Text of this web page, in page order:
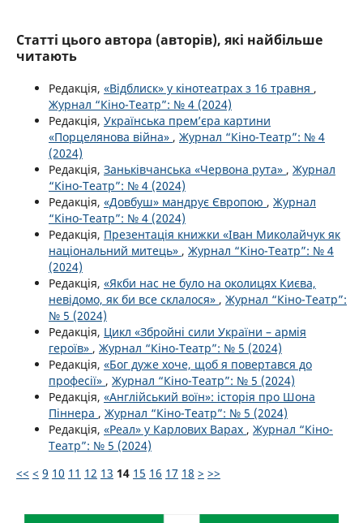
Статті цього автора (авторів), які найбільше
читають
Редакція, «Відблиск» у кінотеатрах з 16 травня ,
Журнал “Кіно-Театр”: № 4 (2024)
Редакція, Українська прем’єра картини
«Порцелянова війна» , Журнал “Кіно-Театр”: № 4
(2024)
Редакція, Заньківчанська «Червона рута» , Журнал
“Кіно-Театр”: № 4 (2024)
Редакція, «Довбуш» мандрує Європою , Журнал
“Кіно-Театр”: № 4 (2024)
Редакція, Презентація книжки «Іван Миколайчук як
національний митець» , Журнал “Кіно-Театр”: № 4
(2024)
Редакція, «Якби нас не було на околицях Києва,
невідомо, як би все склалося» , Журнал “Кіно-Театр”:
№ 5 (2024)
Редакція, Цикл «Збройні сили України – армія
героїв» , Журнал “Кіно-Театр”: № 5 (2024)
Редакція, «Бог дуже хоче, щоб я повертався до
професії» , Журнал “Кіно-Театр”: № 5 (2024)
Редакція, «Англійський воїн»: історія про Шона
Піннера , Журнал “Кіно-Театр”: № 5 (2024)
Редакція, «Реал» у Карлових Варах , Журнал “Кіно-
Театр”: № 5 (2024)
<< < 9 10 11 12 13 14 15 16 17 18 > >>